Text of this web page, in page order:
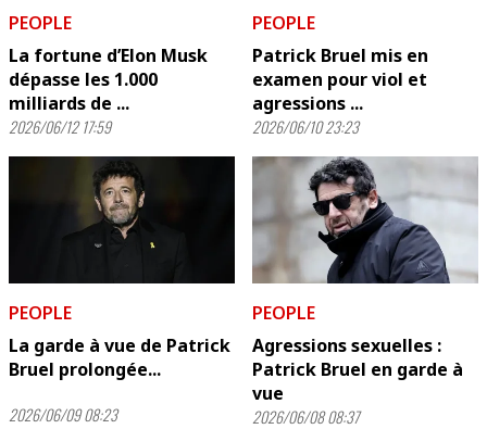
PEOPLE
La fortune d’Elon Musk
dépasse les 1.000
milliards de ...
2026/06/12 17:59
PEOPLE
Patrick Bruel mis en
examen pour viol et
agressions ...
2026/06/10 23:23
PEOPLE
La garde à vue de Patrick
Bruel prolongée...
2026/06/09 08:23
PEOPLE
Agressions sexuelles :
Patrick Bruel en garde à
vue
2026/06/08 08:37